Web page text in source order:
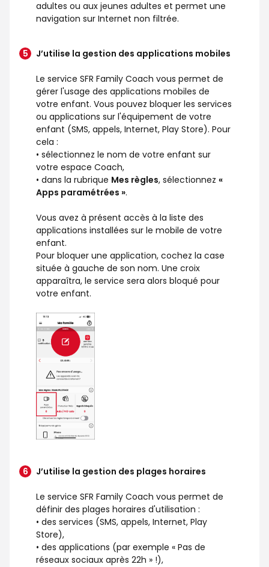
adultes ou aux jeunes adultes et permet une
navigation sur Internet non filtrée.
J’utilise la gestion des applications mobiles
Le service SFR Family Coach vous permet de
gérer l'usage des applications mobiles de
votre enfant. Vous pouvez bloquer les services
ou applications sur l'équipement de votre
enfant (SMS, appels, Internet, Play Store). Pour
cela :
• sélectionnez le nom de votre enfant sur
votre espace Coach,
• dans la rubrique Mes règles, sélectionnez «
Apps paramétrées ».
Vous avez à présent accès à la liste des
applications installées sur le mobile de votre
enfant.
Pour bloquer une application, cochez la case
située à gauche de son nom. Une croix
apparaîtra, le service sera alors bloqué pour
votre enfant.
J’utilise la gestion des plages horaires
Le service SFR Family Coach vous permet de
définir des plages horaires d'utilisation :
• des services (SMS, appels, Internet, Play
Store),
• des applications (par exemple « Pas de
réseaux sociaux après 22h » !),